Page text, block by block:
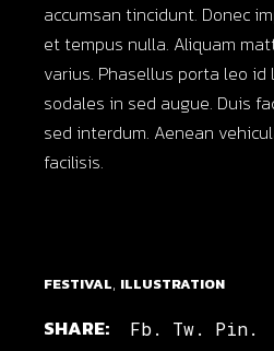
accumsan tincidunt. Donec
et tempus nulla. Aliquam
varius. Phasellus porta leo id
sodales in sed augue. Duis
sed interdum. Aenean
facilisis.
FESTIVAL, ILLUSTRATION
SHARE: Fb. Tw. Pin.